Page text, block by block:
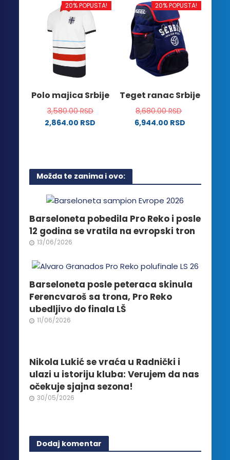
ima
više
varijanti.
Opcije
mogu
biti
izabrane
stranici
proizvoda.
više
varijanti.
Opcije
mogu
biti
izabrane
na
proizvoda.
20% POPUSTA!
Polo majica Srbije
3,580.00RSD
2,864.00 RSD
više
varijanti.
mogu
biti
izabrane
na
proizvoda.
20% POPUSTA!
Teget ranac Srbije
8,680.00RSD
6,944.00 RSD
Možda te zanima i ovo:
Barseloneta pobedila Pro Reko i posle
12 godina se vratila na evropski tron
13/06/2026
Barseloneta posle peteraca skinula
Ferencvaroš sa trona, Pro Reko
ubedljivo do finala LŠ
11/06/2026
Nikola Lukić se vraća u Radnički i
ulazi u istoriju kluba: Verujem da nas
očekuje sjajna sezona!
30/05/2026
Dodaj komentar